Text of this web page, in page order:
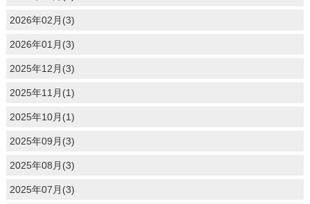
2026年02月(3)
2026年01月(3)
2025年12月(3)
2025年11月(1)
2025年10月(1)
2025年09月(3)
2025年08月(3)
2025年07月(3)